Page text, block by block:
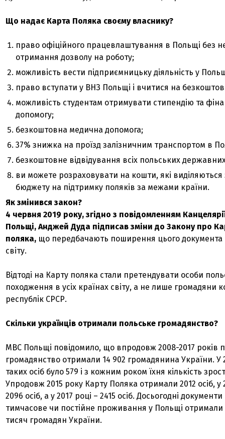
Що надає Карта Поляка своєму власнику?
право офіційного працевлаштування в Польщі без
отримання дозволу на роботу;
можливість вести підприємницьку діяльність у
право вступати у ВНЗ Польщі і вчитися на
можливість студентам отримувати стипендію та
допомогу;
безкоштовна медична допомога;
37% знижка на проїзд залізничним транспортом в
безкоштовне відвідування всіх польських
ви можете розраховувати на кошти, які виділяються
бюджету на підтримку поляків за межами країни.
Як змінився закон?
4 червня 2019 року, згідно з повідомленням
Польщі, Анджей Дуда підписав зміни до Закону про
поляка, що передбачають поширення цього документа
світу.
Відтоді на Карту поляка стали претендувати особи
походження в усіх країнах світу, а не лише громадяни
республік СРСР.
Скільки українців отримали польське громадянство?
МВС Польщі повідомило, що впродовж 2008-2017 років
громадянство отримали 14 902 громадянина України. У
таких осіб було 579 і з кожним роком їхня кількість
Упродовж 2015 року Карту Поляка отримали 2012 осіб, у
2096 осіб, а у 2017 році – 2415 осіб. Досьогодні
тимчасове чи постійне проживання у Польщі отримали
тисяч громадян України.